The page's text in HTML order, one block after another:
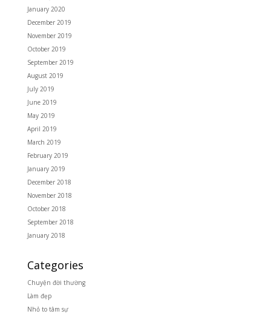
January 2020
December 2019
November 2019
October 2019
September 2019
August 2019
July 2019
June 2019
May 2019
April 2019
March 2019
February 2019
January 2019
December 2018
November 2018
October 2018
September 2018
January 2018
Categories
Chuyện đời thường
Làm đẹp
Nhỏ to tâm sự